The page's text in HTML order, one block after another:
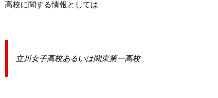
高校に関する情報としては
立川女子高校あるいは関東第一高校